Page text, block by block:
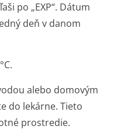
po „EXP“. Dátum
deň v danom
alebo domovým
do lekárne. Tieto
prostredie.